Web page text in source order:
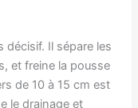
décisif. Il sépare les
et freine la pousse
de 10 à 15 cm est
le drainage et